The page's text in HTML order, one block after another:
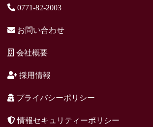
0771-82-2003
お問い合わせ
会社概要
採用情報
プライバシーポリシー
情報セキュリティーポリシー